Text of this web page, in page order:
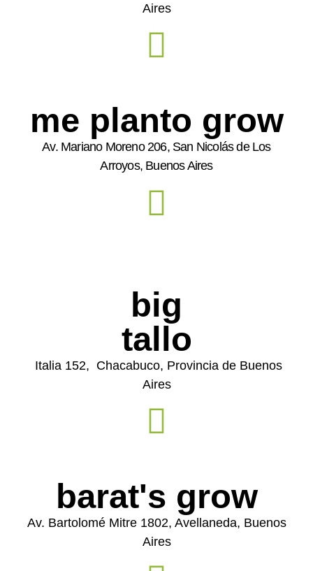
Aires
me planto grow
Av. Mariano Moreno 206, San Nicolás de Los
Arroyos, Buenos Aires
big
tallo
Italia 152, Chacabuco, Provincia de Buenos
Aires
barat's grow
Av. Bartolomé Mitre 1802, Avellaneda, Buenos
Aires